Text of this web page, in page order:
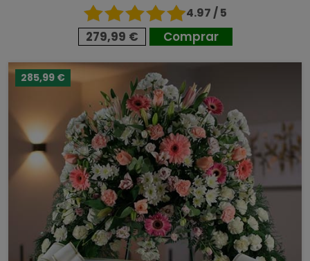
4.97 / 5
279,99 € Comprar
285,99 €